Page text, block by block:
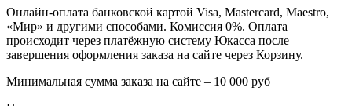
Онлайн-оплата банковской картой Visa, Mastercard, Maestro,
«Мир» и другими способами. Комиссия 0%. Оплата
происходит через платёжную систему Юкасса после
завершения оформления заказа на сайте через Корзину.
Минимальная сумма заказа на сайте – 10 000 руб